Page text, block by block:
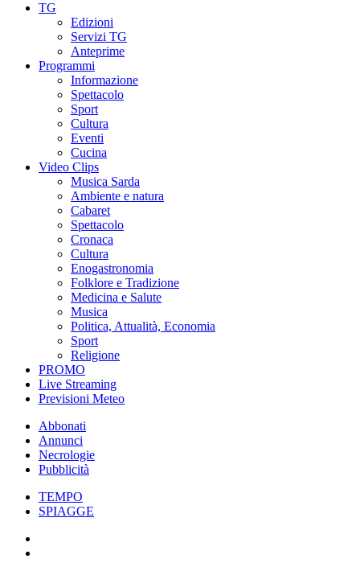
TG
Edizioni
Servizi TG
Anteprime
Programmi
Informazione
Spettacolo
Sport
Cultura
Eventi
Cucina
Video Clips
Musica Sarda
Ambiente e natura
Cabaret
Spettacolo
Cronaca
Cultura
Enogastronomia
Folklore e Tradizione
Medicina e Salute
Musica
Politica, Attualità, Economia
Sport
Religione
PROMO
Live Streaming
Previsioni Meteo
Abbonati
Annunci
Necrologie
Pubblicità
TEMPO
SPIAGGE